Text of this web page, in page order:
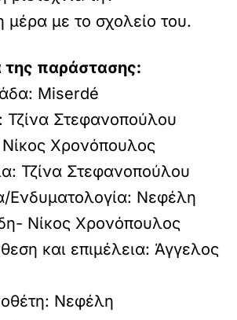
μέρα με το σχολείο του.
της παράστασης:
Miserdé
Στεφανοπούλου
Χρονόπουλος
Τζίνα Στεφανοπούλου
Ενδυματολογία: Νεφέλη
Νίκος Χρονόπουλος
και επιμέλεια: Άγγελος
Νεφέλη